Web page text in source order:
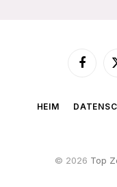
HEIM
© 2026 Top